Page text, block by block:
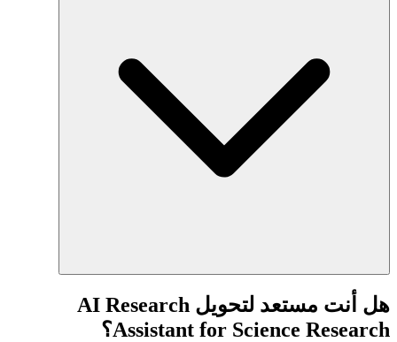
هل أنت مستعد لتحويل AI Research
Assistant for Science Research؟